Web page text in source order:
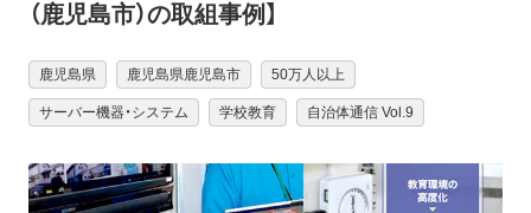
（鹿児島市）の取組事例】
鹿児島県 鹿児島県鹿児島市 50万人以上
サーバー機器・システム 学校教育 自治体通信 Vol.9